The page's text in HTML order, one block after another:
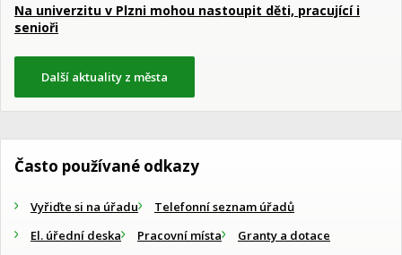
Na univerzitu v Plzni mohou nastoupit děti, pracující i
senioři
Další aktuality z města
Často používané odkazy
Vyřiďte si na úřadu
Telefonní seznam úřadů
El. úřední deska
Pracovní místa
Granty a dotace